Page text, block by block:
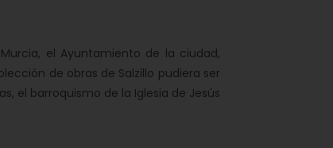
el Ayuntamiento de la ciudad,
de obras de Salzillo pudiera ser
el barroquismo de la Iglesia de Jesús